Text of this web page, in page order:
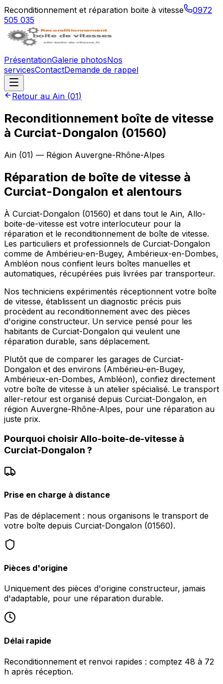
Reconditionnement et réparation boite à vitesse
0972
505 035
PrésentationGalerie photosNos
servicesContactDemande de rappel
Retour au Ain (01)
Reconditionnement boîte de vitesse
à Curciat-Dongalon (01560)
Ain (01) — Région Auvergne-Rhône-Alpes
Réparation de boîte de vitesse à
Curciat-Dongalon et alentours
À Curciat-Dongalon (01560) et dans tout le Ain, Allo-
boite-de-vitesse est votre interlocuteur pour la
réparation et le reconditionnement de boîte de vitesse.
Les particuliers et professionnels de Curciat-Dongalon
comme de Ambérieu-en-Bugey, Ambérieux-en-Dombes,
Ambléon nous confient leurs boîtes manuelles et
automatiques, récupérées puis livrées par transporteur.
Nos techniciens expérimentés réceptionnent votre boîte
de vitesse, établissent un diagnostic précis puis
procèdent au reconditionnement avec des pièces
d'origine constructeur. Un service pensé pour les
habitants de Curciat-Dongalon qui veulent une
réparation durable, sans déplacement.
Plutôt que de comparer les garages de Curciat-
Dongalon et des environs (Ambérieu-en-Bugey,
Ambérieux-en-Dombes, Ambléon), confiez directement
votre boîte de vitesse à un atelier spécialisé. Le transport
aller-retour est organisé depuis Curciat-Dongalon, en
région Auvergne-Rhône-Alpes, pour une réparation au
juste prix.
Pourquoi choisir Allo-boite-de-vitesse à
Curciat-Dongalon ?
Prise en charge à distance
Pas de déplacement : nous organisons le transport de
votre boîte depuis Curciat-Dongalon (01560).
Pièces d'origine
Uniquement des pièces d'origine constructeur, jamais
d'adaptable, pour une réparation durable.
Délai rapide
Reconditionnement et renvoi rapides : comptez 48 à 72
h après réception.